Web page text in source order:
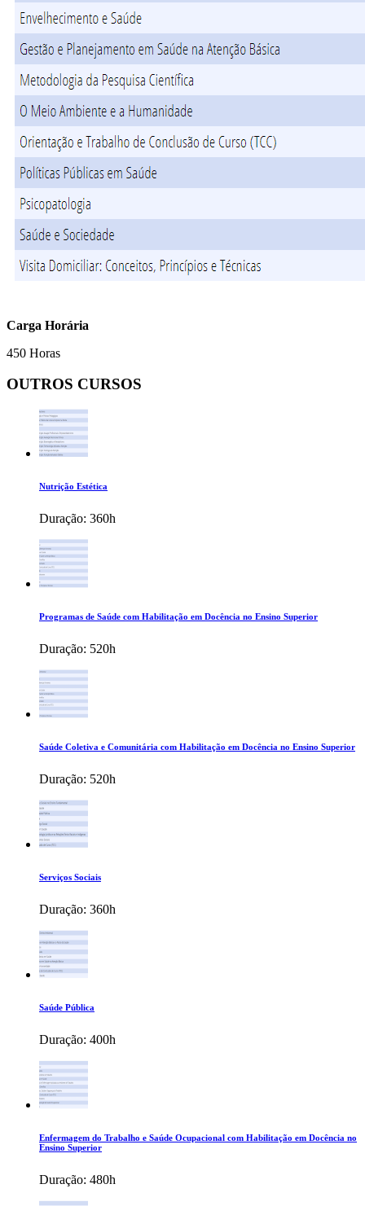
Carga Horária
450 Horas
OUTROS CURSOS
Nutrição Estética
Duração: 360h
Programas de Saúde com Habilitação em Docência no Ensino Superior
Duração: 520h
Saúde Coletiva e Comunitária com Habilitação em Docência no Ensino Superior
Duração: 520h
Serviços Sociais
Duração: 360h
Saúde Pública
Duração: 400h
Enfermagem do Trabalho e Saúde Ocupacional com Habilitação em Docência no
Ensino Superior
Duração: 480h